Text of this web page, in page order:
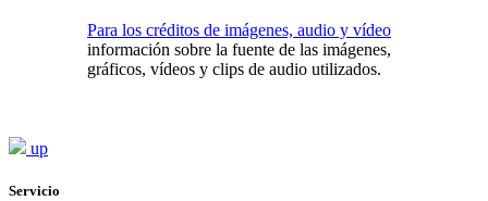
Para los créditos de imágenes, audio y vídeo
información sobre la fuente de las imágenes,
gráficos, vídeos y clips de audio utilizados.
up
Servicio